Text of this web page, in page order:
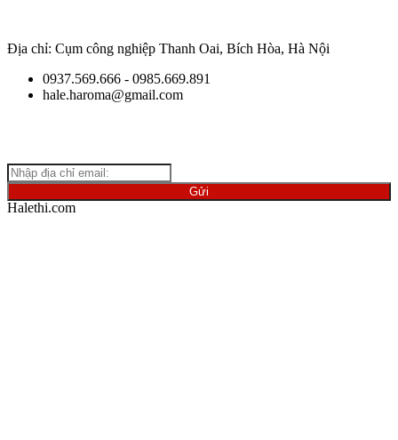
Địa chỉ: Cụm công nghiệp Thanh Oai, Bích Hòa, Hà Nội
0937.569.666 - 0985.669.891
hale.haroma@gmail.com
Halethi.com